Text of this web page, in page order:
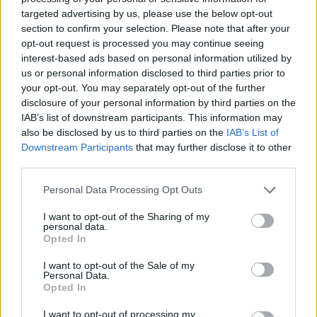
targeted advertising by us, please use the below opt-out
section to confirm your selection. Please note that after your
opt-out request is processed you may continue seeing
interest-based ads based on personal information utilized by
us or personal information disclosed to third parties prior to
your opt-out. You may separately opt-out of the further
disclosure of your personal information by third parties on the
IAB’s list of downstream participants. This information may
also be disclosed by us to third parties on the IAB’s List of
Downstream Participants that may further disclose it to other
Please note that this website/app uses one or more Google
not limited to your visit or usage behaviour. You may click to
grant or deny consent to Google and its third-party tags to
use your data for below specified purposes in below Google
consent section.
Personal Data Processing Opt Outs
I want to opt-out of the Sharing of my
personal data.
Opted In
I want to opt-out of the Sale of my
Personal Data.
Opted In
I want to opt-out of processing my
«Σιχαίνομαι το φακελάκι, πράξη που
εκμεταλλεύεται τον ανθρώπινο πόνο και δεν έχει
καμία σχέση με τις Αξίες που υπηρετούμε στο
ΕΣΥ. Λυπούμαι πολύ και ζητώ συγγνώμη από την
ασθενή», καταλήγει ο υπουργός Υγείας.
τίθεται σε αργία, οι εκβιασμοί δεν
περνάνε»
newsit.grο πρόεδρος της ΠΟΕΔΗΝ,
Μιχάλης Γιαννάκος
καταγγέλλουν τέτοιου είδους περιστατικά.